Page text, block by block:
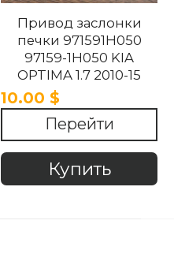
Привод заслонки
печки 971591H050
97159-1H050 KIA
OPTIMA 1.7 2010-15
10.00 $
Перейти
Купить